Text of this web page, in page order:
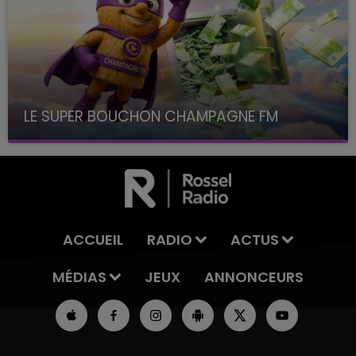
LE SUPER BOUCHON CHAMPAGNE FM
avec La Famille Champagne FM, à 8H10
ACCUEIL RADIO
ACTUS
MÉDIAS
JEUX ANNONCEURS